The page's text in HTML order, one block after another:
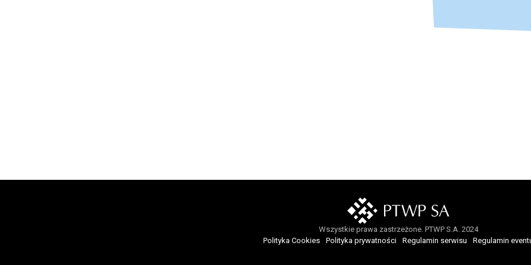
Wszystkie prawa zastrzeżone. PTWP S.A. 2024
Polityka Cookies
Polityka prywatności Regulamin serwisu Regulamin